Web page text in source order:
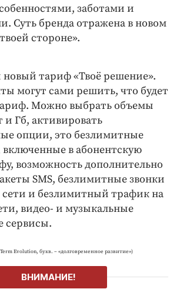
заботами и
Суть бренда отражена в новом
стороне».
тариф «Твоё решение».
могут сами решить, что будет
Можно выбрать объемы
и Гб, активировать
опции, это безлимитные
в абонентскую
возможность дополнительно
SMS, безлимитные звонки
и безлимитный трафик на
видео- и музыкальные
сервисы.
Term Evolution, букв. – «долговременное развитие»)
ВНИМАНИЕ!